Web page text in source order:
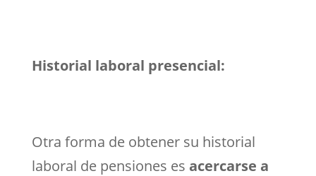
Historial laboral presencial:
Otra forma de obtener su historial
laboral de pensiones es acercarse a